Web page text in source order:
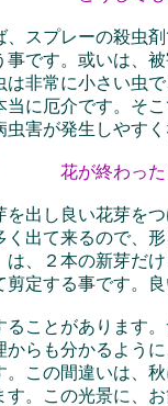
、スプレーの殺虫
事です。或いは、
は非常に小さい虫
当に厄介です。そ
虫害が発生しやす
花が終わっ
を出し良い花芽を
く出て来るので、
は、２本の新芽だ
剪定する事です。
ることがあります
からも分かるよう
。この間違いは、
す。この光景に、